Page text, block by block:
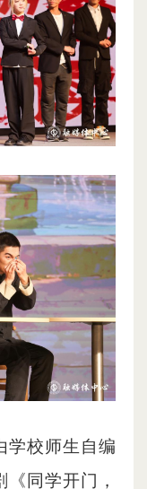
学校师生自编
同学开门，